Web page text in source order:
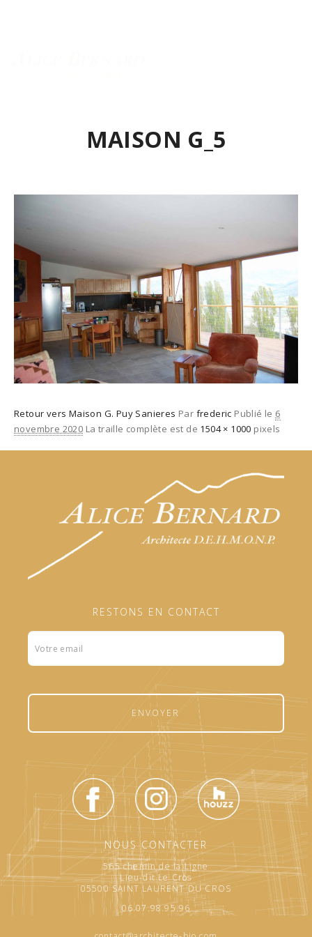
MAISON G_5
Retour vers Maison G. Puy Sanieres Par frederic Publié le 6
novembre 2020 La traille complète est de 1504 × 1000 pixels
RESTONS EN CONTACT
Formulaire
footer
ENVOYER
NOUS CONTACTER
565 chemin de la Ligne
Lieu-dit Le Cros
05500 SAINT LAURENT DU CROS
06.07.98.95.96